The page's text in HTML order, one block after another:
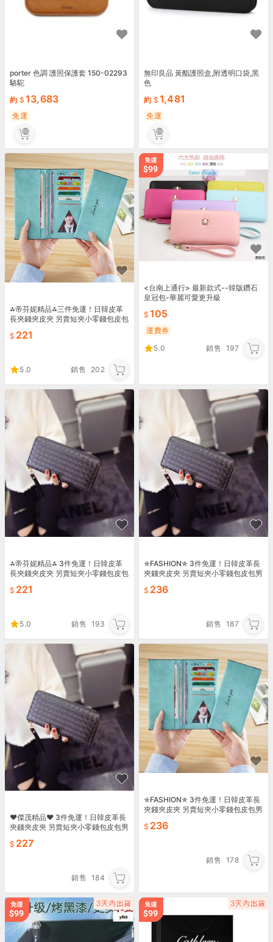
porter 色調 護照保護套 150-02293
駱駝
約
13,683
免運
無印良品 黃酯護照盒,附透明口袋,黑
色
約
1,481
免運
⁂帝芬妮精品⁂三件免運！日韓皮革
長夾錢夾皮夾 另賣短夾小零錢包皮包
後背包雙肩包書包54
221
5.0 銷售 202
<台南上通行> 最新款式--韓版鑽石
皇冠包-華麗可愛更升級
105
運費券
5.0
銷售 197
⁂帝芬妮精品⁂ 3件免運！日韓皮革
長夾錢夾皮夾 另賣短夾小零錢包皮包
後背包雙肩包55
221
5.0 銷售 193
✯FASHION✯ 3件免運！日韓皮革長
夾錢夾皮夾 另賣短夾小零錢包皮包男
肩包書包55
236
銷售 187
♥傑茂精品♥ 3件免運！日韓皮革長
夾錢夾皮夾 另賣短夾小零錢包皮包男
背包雙肩包書包55
227
銷售 184
✯FASHION✯ 3件免運！日韓皮革長
夾錢夾皮夾 另賣短夾小零錢包皮包男
肩包書包54
236
銷售 178